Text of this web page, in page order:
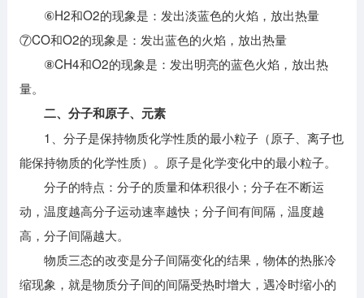
⑥H2和O2的现象是：发出淡蓝色的火焰，放出热量
⑦CO和O2的现象是：发出蓝色的火焰，放出热量
⑧CH4和O2的现象是：发出明亮的蓝色火焰，放出热
量。
二、分子和原子、元素
1、分子是保持物质化学性质的最小粒子（原子、离子也
能保持物质的化学性质）。原子是化学变化中的最小粒子。
分子的特点：分子的质量和体积很小；分子在不断运
动，温度越高分子运动速率越快；分子间有间隔，温度越
高，分子间隔越大。
物质三态的改变是分子间隔变化的结果，物体的热胀冷
缩现象，就是物质分子间的间隔受热时增大，遇冷时缩小的